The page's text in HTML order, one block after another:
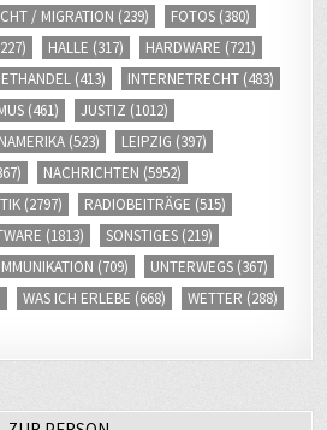
/ MIGRATION (239) FOTOS (380)
HALLE (317) HARDWARE (721)
(413) INTERNETRECHT (483)
(461) JUSTIZ (1012)
(523) LEIPZIG (397)
NACHRICHTEN (5952)
(2797) RADIOBEITRÄGE (515)
(1813) SONSTIGES (219)
(709) UNTERWEGS (367)
WAS ICH ERLEBE (668) WETTER (288)